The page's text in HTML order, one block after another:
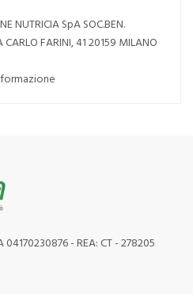
NUTRICIA SpA SOC.BEN.
CARLO FARINI, 41 20159 MILANO
- REA: CT - 278205